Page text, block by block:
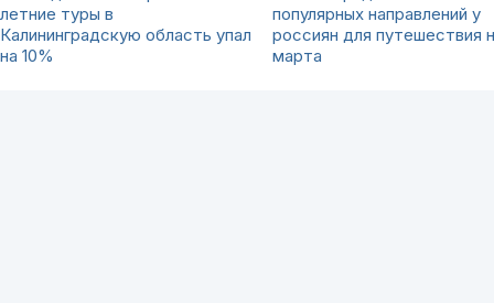
летние туры в
Калининградскую область упал
на 10%
популярных направлений у
россиян для путешествия
марта